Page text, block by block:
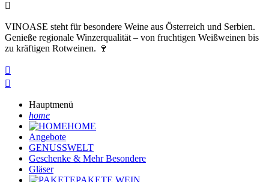

VINOASE steht für besondere Weine aus Österreich und Serbien.
Genieße regionale Winzerqualität – von fruchtigen Weißweinen bis
zu kräftigen Rotweinen. 🍷


Hauptmenü
home
HOME
Angebote
GENUSSWELT
Geschenke & MehrBesondere
Gläser
PAKETE WEIN